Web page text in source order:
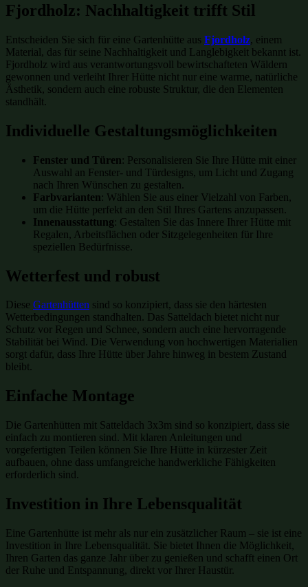
Fjordholz: Nachhaltigkeit trifft Stil
Entscheiden Sie sich für eine Gartenhütte aus Fjordholz, einem
Material, das für seine Nachhaltigkeit und Langlebigkeit bekannt ist.
Fjordholz wird aus verantwortungsvoll bewirtschafteten Wäldern
gewonnen und verleiht Ihrer Hütte nicht nur eine warme, natürliche
Ästhetik, sondern auch eine robuste Struktur, die den Elementen
standhält.
Individuelle Gestaltungsmöglichkeiten
Fenster und Türen: Personalisieren Sie Ihre Hütte mit einer
Auswahl an Fenster- und Türdesigns, um Licht und Zugang
nach Ihren Wünschen zu gestalten.
Farbvarianten: Wählen Sie aus einer Vielzahl von Farben,
um die Hütte perfekt an den Stil Ihres Gartens anzupassen.
Innenausstattung: Gestalten Sie das Innere Ihrer Hütte mit
Regalen, Arbeitsflächen oder Sitzgelegenheiten für Ihre
speziellen Bedürfnisse.
Wetterfest und robust
Diese Gartenhütten sind so konzipiert, dass sie den härtesten
Wetterbedingungen standhalten. Das Satteldach bietet nicht nur
Schutz vor Regen und Schnee, sondern auch eine hervorragende
Stabilität bei Wind. Die Verwendung von hochwertigen Materialien
sorgt dafür, dass Ihre Hütte über Jahre hinweg in bestem Zustand
bleibt.
Einfache Montage
Die Gartenhütten mit Satteldach 3x3m sind so konzipiert, dass sie
einfach zu montieren sind. Mit klaren Anleitungen und
vorgefertigten Teilen können Sie Ihre Hütte in kürzester Zeit
aufbauen, ohne dass umfangreiche handwerkliche Fähigkeiten
erforderlich sind.
Investition in Ihre Lebensqualität
Eine Gartenhütte ist mehr als nur ein zusätzlicher Raum – sie ist eine
Investition in Ihre Lebensqualität. Sie bietet Ihnen die Möglichkeit,
Ihren Garten das ganze Jahr über zu genießen und schafft einen Ort
der Ruhe und Entspannung, direkt vor Ihrer Haustür.